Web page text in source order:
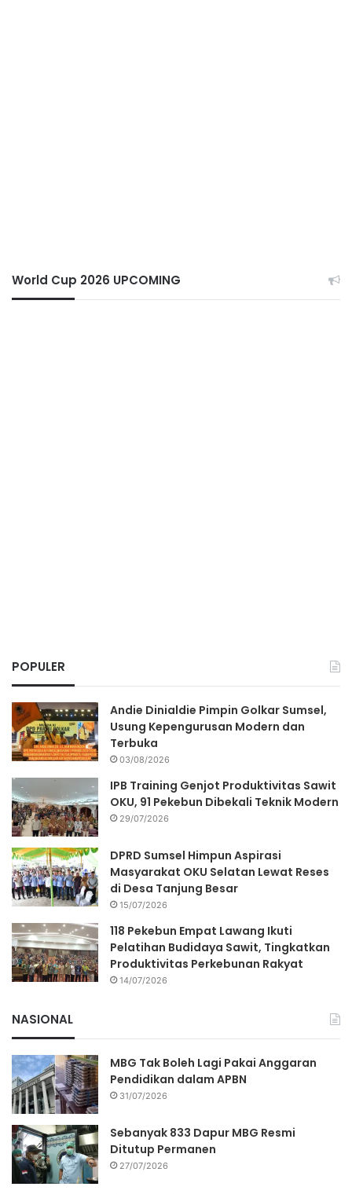
World Cup 2026 UPCOMING
POPULER
Andie Dinialdie Pimpin Golkar Sumsel,
Usung Kepengurusan Modern dan
Terbuka
03/08/2026
IPB Training Genjot Produktivitas Sawit
OKU, 91 Pekebun Dibekali Teknik Modern
29/07/2026
DPRD Sumsel Himpun Aspirasi
Masyarakat OKU Selatan Lewat Reses
di Desa Tanjung Besar
15/07/2026
118 Pekebun Empat Lawang Ikuti
Pelatihan Budidaya Sawit, Tingkatkan
Produktivitas Perkebunan Rakyat
14/07/2026
NASIONAL
MBG Tak Boleh Lagi Pakai Anggaran
Pendidikan dalam APBN
31/07/2026
Sebanyak 833 Dapur MBG Resmi
Ditutup Permanen
27/07/2026